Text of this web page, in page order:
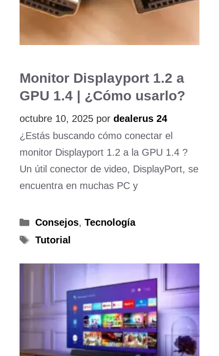
Monitor Displayport 1.2 a
GPU 1.4 | ¿Cómo usarlo?
octubre 10, 2025 por dealerus 24
¿Estás buscando cómo conectar el
monitor Displayport 1.2 a la GPU 1.4 ?
Un útil conector de video, DisplayPort, se
encuentra en muchas PC y
Categorías
Consejos, Tecnología
Etiquetas
Tutorial